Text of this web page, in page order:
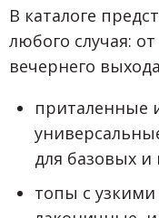
В каталоге
любого случая:
вечернего
приталенные
для базовых и
топы с